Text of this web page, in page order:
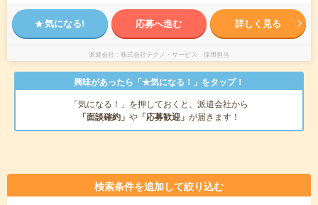
気になる! 応募へ進む 詳しく見る
派遣会社 株式会社テクノ・サービス 採用担当
興味があったら「★気になる！」をタップ！
「気になる！」を押しておくと、派遣会社から
「面談確約」 や 「応募歓迎」 が届きます！
検索条件を追加して絞り込む